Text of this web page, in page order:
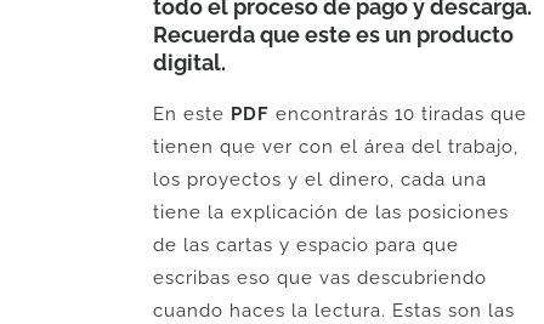
todo el proceso de pago y descarga.
Recuerda que este es un producto
digital.
En este PDF encontrarás 10 tiradas que
tienen que ver con el área del trabajo,
los proyectos y el dinero, cada una
tiene la explicación de las posiciones
de las cartas y espacio para que
escribas eso que vas descubriendo
cuando haces la lectura. Estas son las